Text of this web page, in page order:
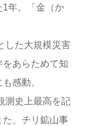
年。「金（か
た大規模災害
あらためて知
感動。
史上最高を記
、チリ鉱山事